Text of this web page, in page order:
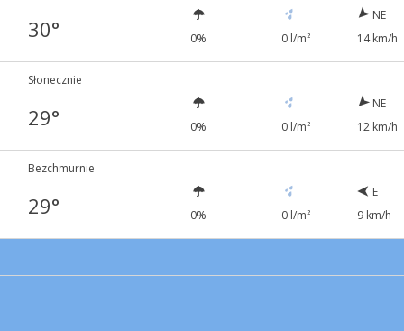
30° 0% 0 l/m²
NE
14 km/h
Słonecznie
29° 0% 0 l/m²
NE
12 km/h
Bezchmurnie
29° 0% 0 l/m²
E
9 km/h